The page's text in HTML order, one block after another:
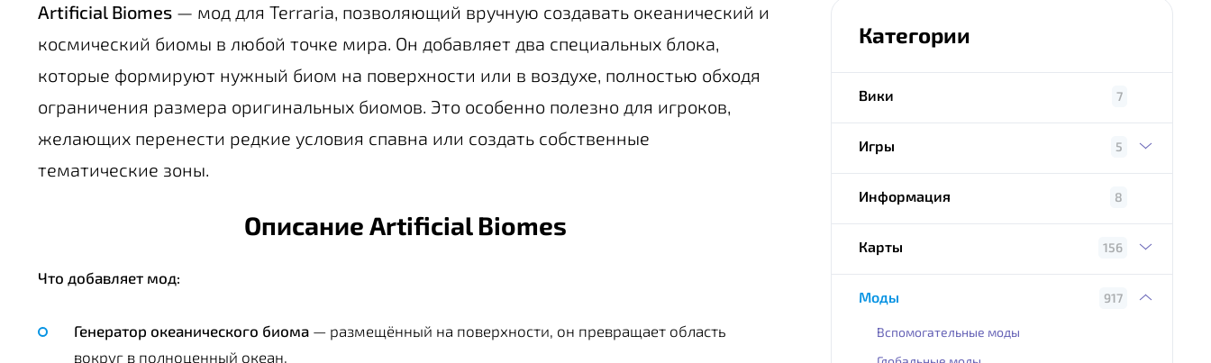
Artificial Biomes — мод для Terraria, позволяющий вручную создавать океанический и
космический биомы в любой точке мира. Он добавляет два специальных блока,
которые формируют нужный биом на поверхности или в воздухе, полностью обходя
ограничения размера оригинальных биомов. Это особенно полезно для игроков,
желающих перенести редкие условия спавна или создать собственные
тематические зоны.
Описание Artificial Biomes
Что добавляет мод:
Генератор океанического биома — размещённый на поверхности, он превращает область
вокруг в полноценный океан.
Категории
Вики 7
Игры 5
Информация 8
Карты 156
Моды 917
Вспомогательные моды